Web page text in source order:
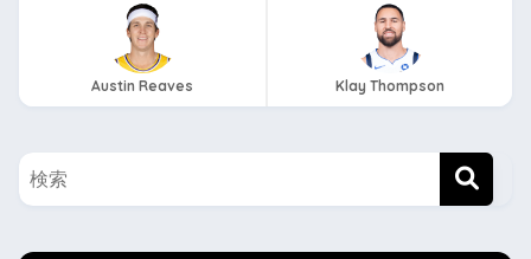
Austin Reaves Klay Thompson